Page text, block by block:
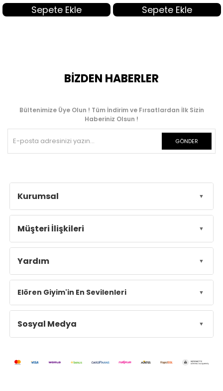
Sepete Ekle Sepete Ekle
BİZDEN HABERLER
Bültenimize Üye Olun ! Tüm İndirim ve Fırsatlardan İlk Sizin
Haberiniz Olsun !
GÖNDER
Kurumsal
Müşteri İlişkileri
Yardım
Elören Giyim'in En Sevilenleri
Sosyal Medya